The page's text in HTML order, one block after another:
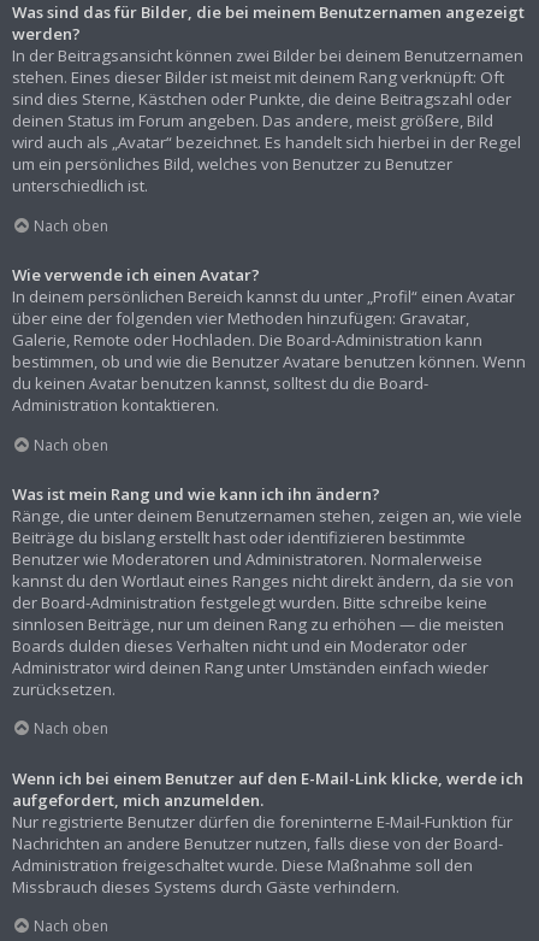
Was sind das für Bilder, die bei meinem Benutzernamen angezeigt
werden?
In der Beitragsansicht können zwei Bilder bei deinem Benutzernamen
stehen. Eines dieser Bilder ist meist mit deinem Rang verknüpft: Oft
sind dies Sterne, Kästchen oder Punkte, die deine Beitragszahl oder
deinen Status im Forum angeben. Das andere, meist größere, Bild
wird auch als „Avatar“ bezeichnet. Es handelt sich hierbei in der Regel
um ein persönliches Bild, welches von Benutzer zu Benutzer
unterschiedlich ist.
Nach oben
Wie verwende ich einen Avatar?
In deinem persönlichen Bereich kannst du unter „Profil“ einen Avatar
über eine der folgenden vier Methoden hinzufügen: Gravatar,
Galerie, Remote oder Hochladen. Die Board-Administration kann
bestimmen, ob und wie die Benutzer Avatare benutzen können. Wenn
du keinen Avatar benutzen kannst, solltest du die Board-
Administration kontaktieren.
Nach oben
Was ist mein Rang und wie kann ich ihn ändern?
Ränge, die unter deinem Benutzernamen stehen, zeigen an, wie viele
Beiträge du bislang erstellt hast oder identifizieren bestimmte
Benutzer wie Moderatoren und Administratoren. Normalerweise
kannst du den Wortlaut eines Ranges nicht direkt ändern, da sie von
der Board-Administration festgelegt wurden. Bitte schreibe keine
sinnlosen Beiträge, nur um deinen Rang zu erhöhen — die meisten
Boards dulden dieses Verhalten nicht und ein Moderator oder
Administrator wird deinen Rang unter Umständen einfach wieder
zurücksetzen.
Nach oben
Wenn ich bei einem Benutzer auf den E-Mail-Link klicke, werde ich
aufgefordert, mich anzumelden.
Nur registrierte Benutzer dürfen die foreninterne E-Mail-Funktion für
Nachrichten an andere Benutzer nutzen, falls diese von der Board-
Administration freigeschaltet wurde. Diese Maßnahme soll den
Missbrauch dieses Systems durch Gäste verhindern.
Nach oben